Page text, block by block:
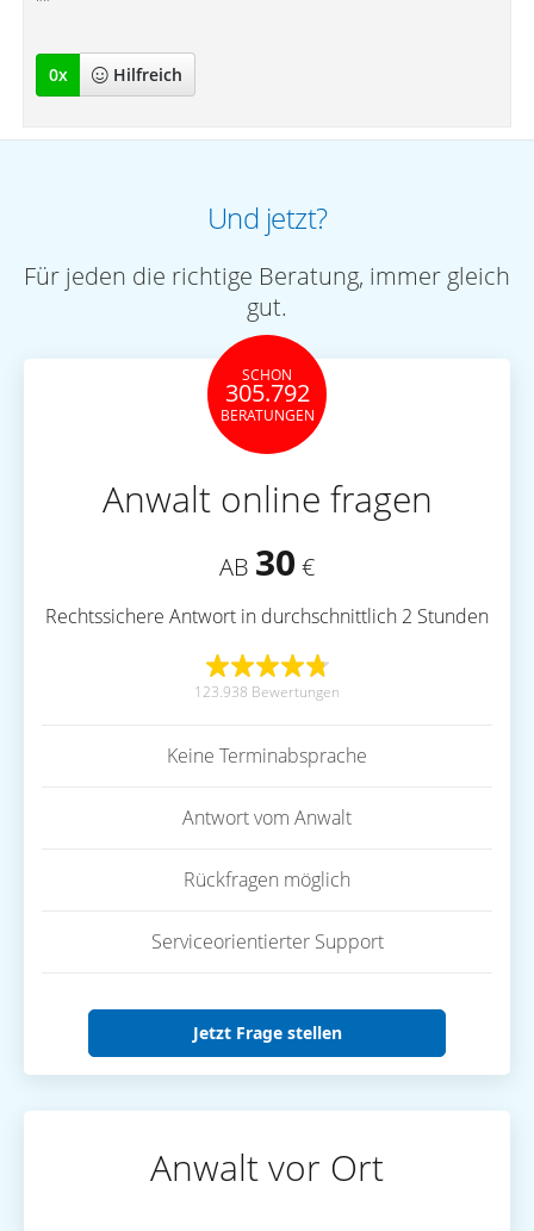
0x Hilfreich
Und jetzt?
Für jeden die richtige Beratung, immer gleich
gut.
SCHON
305.792
BERATUNGEN
Anwalt online fragen
AB 30 €
Rechtssichere Antwort in durchschnittlich 2 Stunden
123.938 Bewertungen
Keine Terminabsprache
Antwort vom Anwalt
Rückfragen möglich
Serviceorientierter Support
Jetzt Frage stellen
Anwalt vor Ort